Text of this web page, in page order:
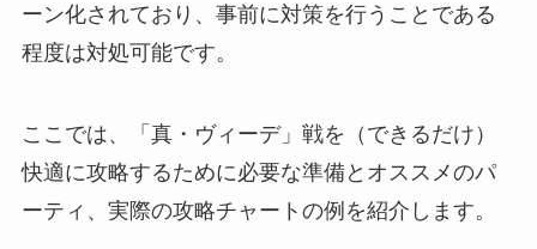
ーン化されており、事前に対策を行うことである
程度は対処可能です。
ここでは、「真・ヴィーデ」戦を（できるだけ）
快適に攻略するために必要な準備とオススメのパ
ーティ、実際の攻略チャートの例を紹介します。